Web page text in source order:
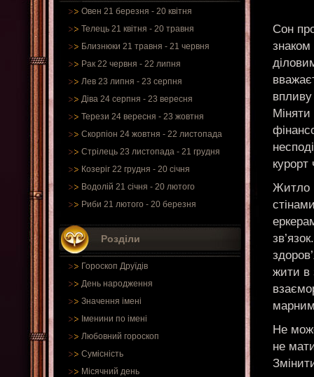
Овен 21 березня - 20 квітня
Телець 21 квітня - 20 травня
Близнюки 21 травня - 21 червня
Рак 22 червня - 22 липня
Лев 23 липня - 23 серпня
Діва 24 серпня - 23 вересня
Терези 24 вересня - 23 жовтня
Скорпіон 24 жовтня - 22 листопада
Стрілець 23 листопада - 21 грудня
Козеріг 22 грудня - 20 січня
Водолій 21 січня - 20 лютого
Риби 21 лютого - 20 березня
Розділи
Гороскоп Друїдів
День народження
Значення імені
Іменини по імені
Любовний гороскоп
Сумісність
Місячний день
Сон
знаком
Житло
жити в
Не
не